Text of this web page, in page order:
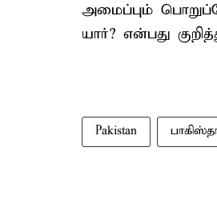
அமைப்பும்
யார்? என்பது
Pakistan